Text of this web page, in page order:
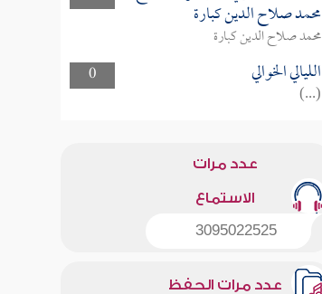
محمد صلاح الدين كبارة
محمد صلاح الدين كبارة
0
الليالي الخوالي
(...)
عدد مرات
الاستماع
3095022525
عدد مرات الحفظ